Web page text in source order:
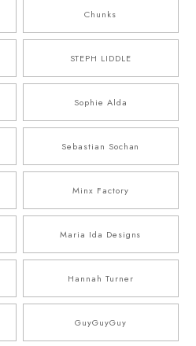
Chunks
STEPH LIDDLE
Sophie Alda
Sebastian Sochan
Minx Factory
Maria Ida Designs
Hannah Turner
GuyGuyGuy